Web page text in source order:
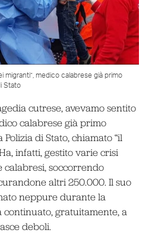
migranti”, medico calabrese già primo
Stato
cutrese, avevamo sentito
calabrese già primo
di Stato, chiamato “il
infatti, gestito varie crisi
calabresi, soccorrendo
altri 250.000. Il suo
neppure durante la
gratuitamente, a
deboli.